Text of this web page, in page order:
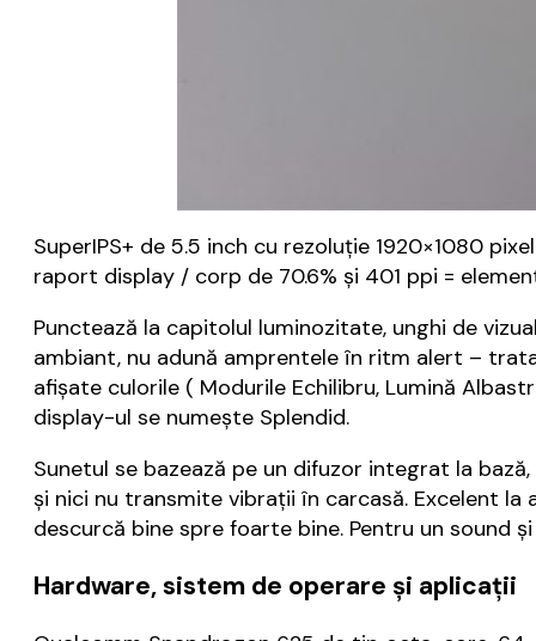
SuperIPS+ de 5.5 inch cu rezoluție 1920×1080
raport display / corp de 70.6% și 401 ppi =
Punctează la capitolul luminozitate, unghi de
ambiant, nu adună amprentele în ritm alert –
afișate culorile ( Modurile Echilibru, Lumină
display-ul se numește Splendid.
Sunetul se bazează pe un difuzor integrat la
și nici nu transmite vibrații în carcasă. Excelent
descurcă bine spre foarte bine. Pentru un sound
Hardware, sistem de operare și aplicații